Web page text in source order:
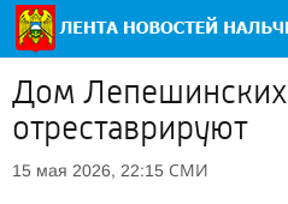
Дом Лепешинских
отреставрируют
15 мая 2026, 22:15 СМИ